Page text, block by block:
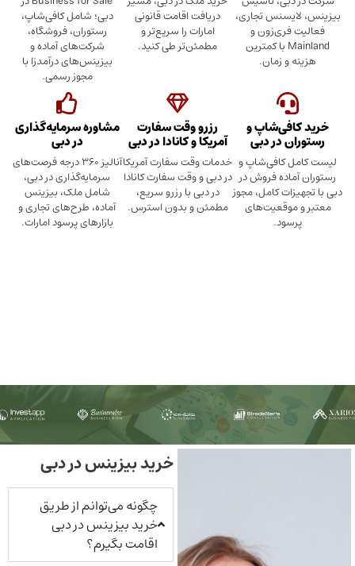
تجاری،
و
Mainland با کمترین
دریافت اقامت قانونی
امارات را سریع‌تر و
مطمئن‌تر طی کنید.
دبی؛ شامل کافی‌شاپ،
رستوران، فروشگاه،
شرکت‌های آماده و
بیزینس‌های درآمدزا با
و
در دبی
و
فروش در
کامل، مجوز
رزرو وقت سفارت
آمریکا و کانادا در دبی
خدمات وقت سفارت آمریکا
در دبی و وقت سفارت کانادا
در دبی با رزرو سریع،
مطمئن و بدون استرس.
مشاوره سرمایه‌گذاری
در دبی
آنالیز ۳۶۰ درجه فرصت‌های
سرمایه‌گذاری در دبی،
شامل ملک، بیزینس
آماده، طرح‌های تجاری و
بازارهای پرسود امارات.
خرید بیزینس در دبی
چگونه می‌توانم از طریق
خرید بیزینس در دبی
اقامت بگیرم؟